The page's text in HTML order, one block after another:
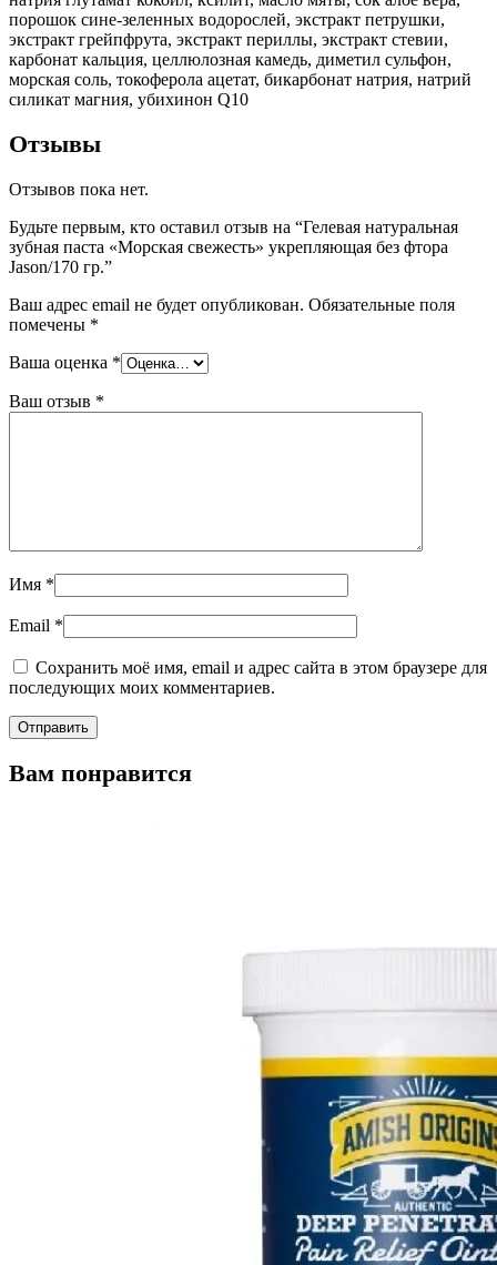
порошок сине-зеленных водорослей, экстракт петрушки,
экстракт грейпфрута, экстракт периллы, экстракт стевии,
карбонат кальция, целлюлозная камедь, диметил сульфон,
морская соль, токоферола ацетат, бикарбонат натрия, натрий
силикат магния, убихинон Q10
Отзывы
Отзывов пока нет.
Будьте первым, кто оставил отзыв на “Гелевая натуральная
зубная паста «Морская свежесть» укрепляющая без фтора
Jason/170 гр.”
Ваш адрес email не будет опубликован. Обязательные поля
помечены *
Ваша оценка *
Ваш отзыв *
Имя *
Email *
Сохранить моё имя, email и адрес сайта в этом браузере для
последующих моих комментариев.
Вам понравится